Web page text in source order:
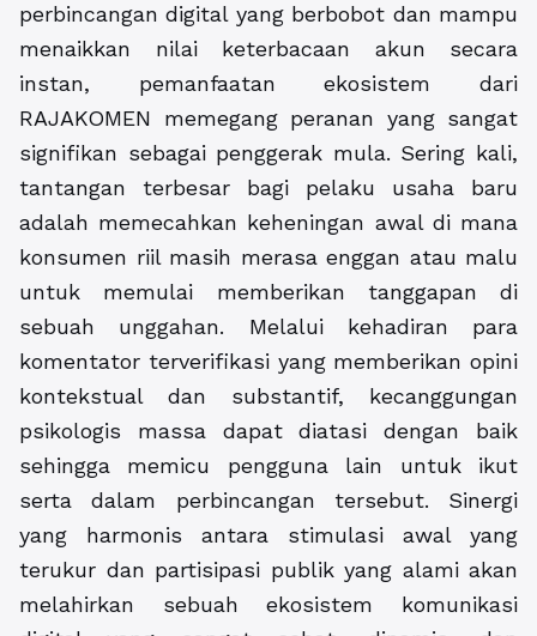
perbincangan digital yang berbobot dan mampu
menaikkan nilai keterbacaan akun secara
instan, pemanfaatan ekosistem dari
RAJAKOMEN memegang peranan yang sangat
signifikan sebagai penggerak mula. Sering kali,
tantangan terbesar bagi pelaku usaha baru
adalah memecahkan keheningan awal di mana
konsumen riil masih merasa enggan atau malu
untuk memulai memberikan tanggapan di
sebuah unggahan. Melalui kehadiran para
komentator terverifikasi yang memberikan opini
kontekstual dan substantif, kecanggungan
psikologis massa dapat diatasi dengan baik
sehingga memicu pengguna lain untuk ikut
serta dalam perbincangan tersebut. Sinergi
yang harmonis antara stimulasi awal yang
terukur dan partisipasi publik yang alami akan
melahirkan sebuah ekosistem komunikasi